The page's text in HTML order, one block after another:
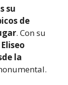
su
de
. Con su
la